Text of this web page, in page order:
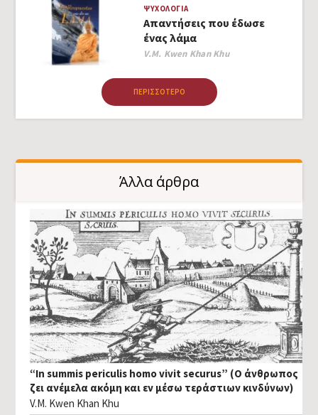
ΨΥΧΟΛΟΓΊΑ
Απαντήσεις που έδωσε
ένας λάμα
Author
V.M. Kwen Khan Khu
ΠΕΡΙΣΣΌΤΕΡΟ
Άλλα άρθρα
“In summis periculis homo vivit securus” (Ο άνθρωπος
ζει ανέμελα ακόμη και εν μέσω τεράστιων κινδύνων)
V.M. Kwen Khan Khu